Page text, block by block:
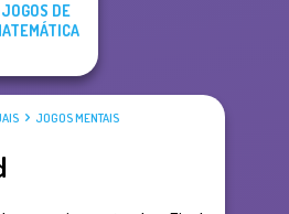
JOGOS DE
JOGOS MENTAIS